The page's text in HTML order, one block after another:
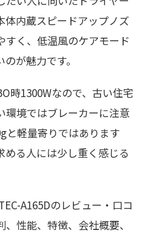
体内蔵スピードアップノズ
すく、低温風のケアモード
が魅力です。
時1300Wなので、古い住宅
環境ではブレーカーに注意
と軽量寄りではあります
る人には少し重く感じる
A165Dのレビュー・口コ
性能、特徴、会社概要、